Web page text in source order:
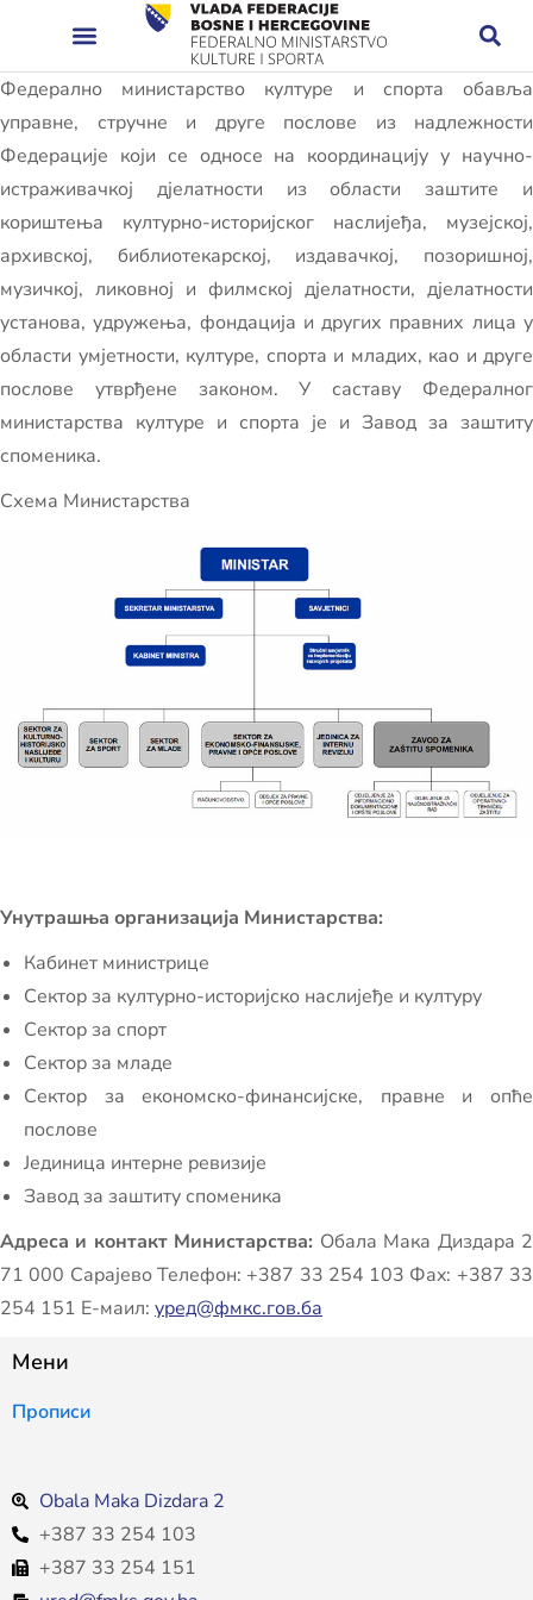
Федерално министарство културе и спорта обавља
управне, стручне и друге послове из надлежности
Федерације који се односе на координацију у научно-
истраживачкој дјелатности из области заштите и
кориштења културно-историјског наслијеђа, музејској,
архивској, библиотекарској, издавачкој, позоришној,
музичкој, ликовној и филмској дјелатности, дјелатности
установа, удружења, фондација и других правних лица у
области умјетности, културе, спорта и младих, као и друге
послове утврђене законом. У саставу Федералног
министарства културе и спорта је и Завод за заштиту
споменика.
Схема Министарства
Унутрашња организација Министарства:
Кабинет министрице
Сектор за културно-историјско наслијеђе и културу
Сектор за спорт
Сектор за младе
Сектор за економско-финансијске, правне и опће
послове
Јединица интерне ревизије
Завод за заштиту споменика
Адреса и контакт Министарства: Обала Мака Диздара 2
71 000 Сарајево Телефон: +387 33 254 103 Фаx: +387 33
254 151 Е-маил: уред@фмкс.гов.ба
Мени
Прописи
Obala Maka Dizdara 2
+387 33 254 103
+387 33 254 151